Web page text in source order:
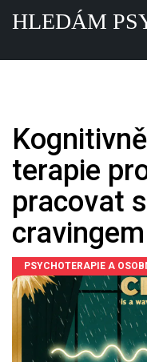
HLEDÁM
terapie
pracovat
cravingem
PSYCHOTERAPIE A